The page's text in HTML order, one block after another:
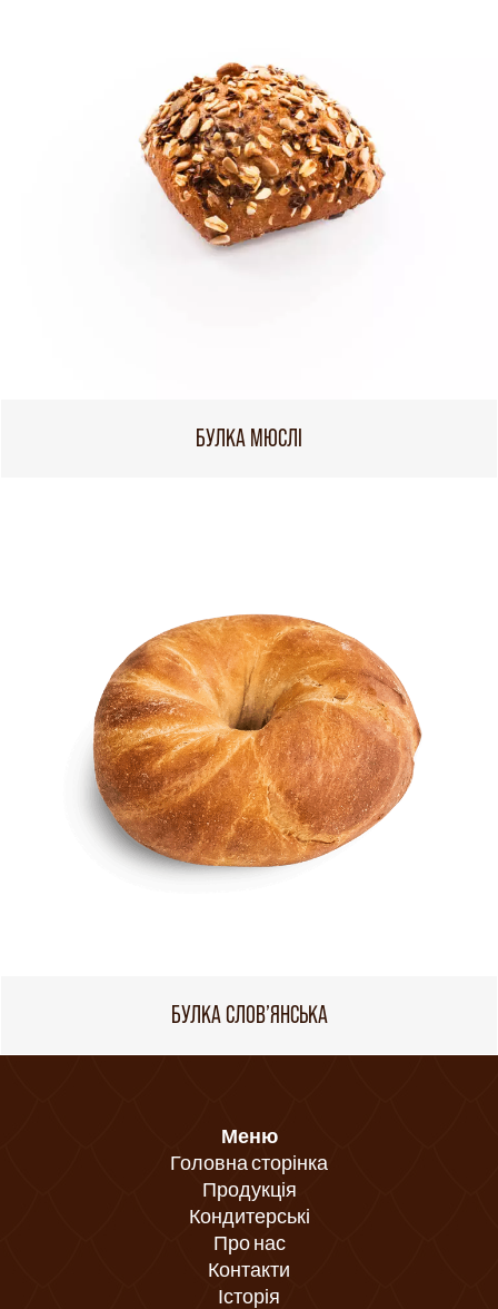
БУЛКА МЮСЛІ
БУЛКА СЛОВ’ЯНСЬКА
Меню
Головна сторінка
Продукція
Кондитерські
Про нас
Контакти
Історія